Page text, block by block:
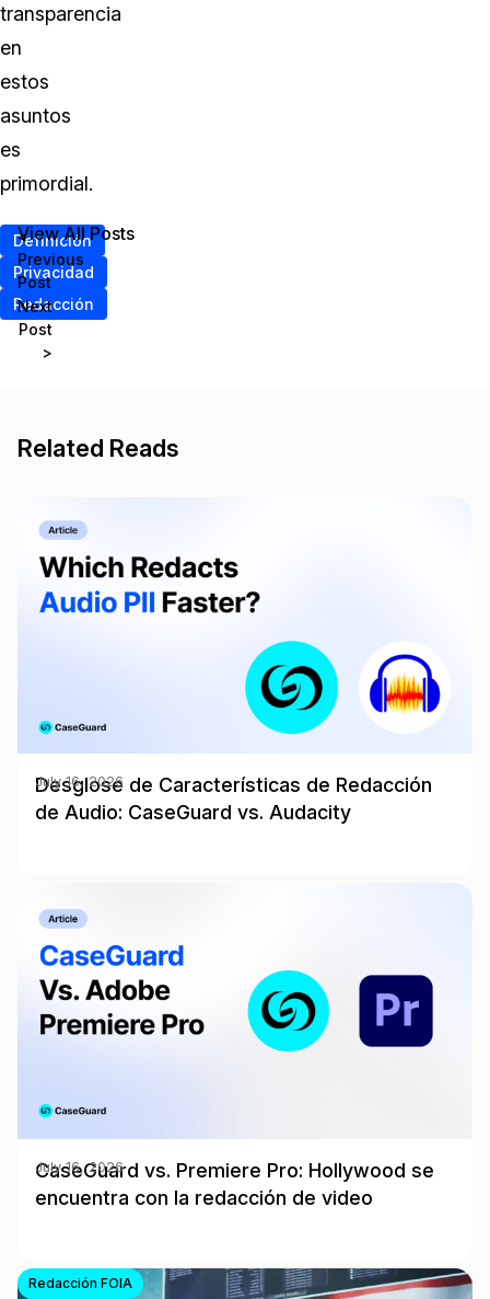
transparencia
en
estos
asuntos
es
primordial.
Definición
Privacidad
Redacción
<
Previous
Post
Next
Post
>
View All Posts
Related Reads
Desglose de Características de Redacción
de Audio: CaseGuard vs. Audacity
July 16, 2026
CaseGuard vs. Premiere Pro: Hollywood se
encuentra con la redacción de video
July 16, 2026
Redacción FOIA